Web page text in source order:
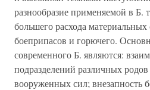
разнообразие применяемой в Б.
большего расхода материальных
боеприпасов и горючего.
современного Б. являются:
подразделений различных
вооруженных сил; внезапность